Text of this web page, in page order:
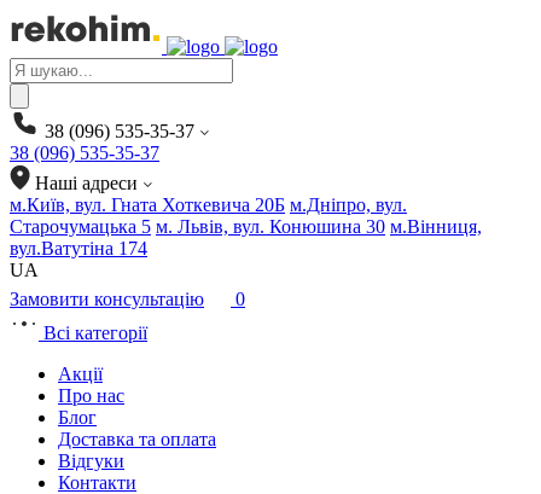
Products
search
38 (096) 535-35-37
38 (096) 535-35-37
Наші адреси
м.Київ, вул. Гната Хоткевича 20Б м.Дніпро, вул.
Старочумацька 5 м. Львів, вул. Конюшина 30 м.Вінниця,
вул.Ватутіна 174
UA
Замовити консультацію
0
Всі категорії
Акції
Про нас
Блог
Доставка та оплата
Відгуки
Контакти